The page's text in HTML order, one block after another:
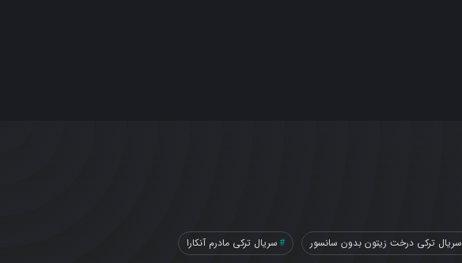
سریال ترکی درخت زیتون بدون سانسور سریال ترکی مادرم آنکارا